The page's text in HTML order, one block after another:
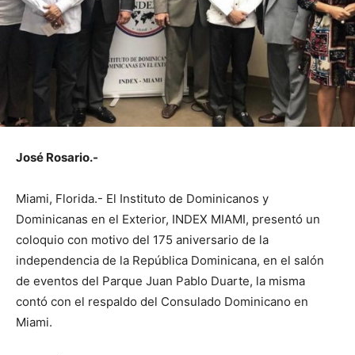
José Rosario.-
Miami, Florida.- El Instituto de Dominicanos y
Dominicanas en el Exterior, INDEX MIAMI, presentó un
coloquio con motivo del 175 aniversario de la
independencia de la República Dominicana, en el salón
de eventos del Parque Juan Pablo Duarte, la misma
contó con el respaldo del Consulado Dominicano en
Miami.